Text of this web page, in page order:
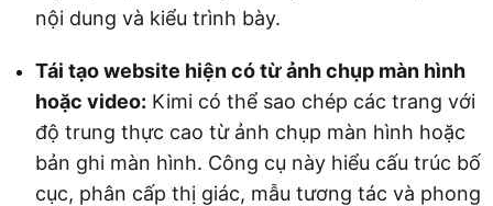
nội dung và kiểu trình bày.
Tái tạo website hiện có từ ảnh chụp màn hình
hoặc video: Kimi có thể sao chép các trang với
độ trung thực cao từ ảnh chụp màn hình hoặc
bản ghi màn hình. Công cụ này hiểu cấu trúc bố
cục, phân cấp thị giác, mẫu tương tác và phong